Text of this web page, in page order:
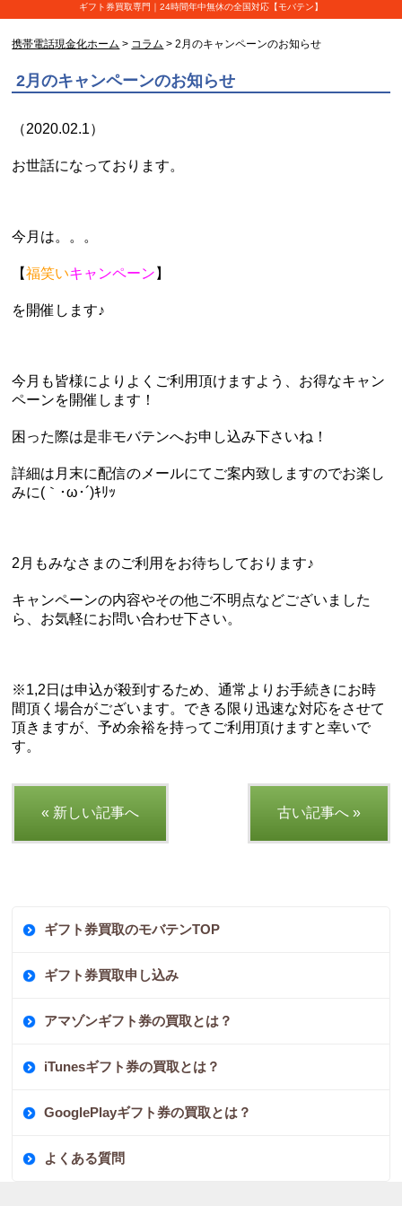
ギフト券買取専門｜24時間年中無休の全国対応【モバテン】
携帯電話現金化ホーム > コラム > 2月のキャンペーンのお知らせ
2月のキャンペーンのお知らせ
（2020.02.1）
お世話になっております。
今月は。。。
【福笑いキャンペーン 】
を開催します♪
今月も皆様によりよくご利用頂けますよう、お得なキャン
ペーンを開催します！
困った際は是非モバテンへお申し込み下さいね！
詳細は月末に配信のメールにてご案内致しますのでお楽し
みに(｀･ω･´)ｷﾘｯ
2月もみなさまのご利用をお待ちしております♪
キャンペーンの内容やその他ご不明点などございました
ら、お気軽にお問い合わせ下さい。
※1,2日は申込が殺到するため、通常よりお手続きにお時
間頂く場合がございます。できる限り迅速な対応をさせて
頂きますが、予め余裕を持ってご利用頂けますと幸いで
す。
« 新しい記事へ 古い記事へ »
ギフト券買取のモバテンTOP
ギフト券買取申し込み
アマゾンギフト券の買取とは？
iTunesギフト券の買取とは？
GooglePlayギフト券の買取とは？
よくある質問